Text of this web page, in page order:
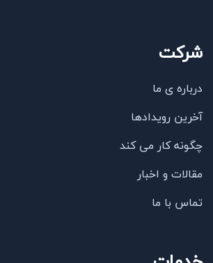
شرکت
درباره ی ما
آخرین رویدادها
چگونه کار می کند
مقالات و اخبار
تماس با ما